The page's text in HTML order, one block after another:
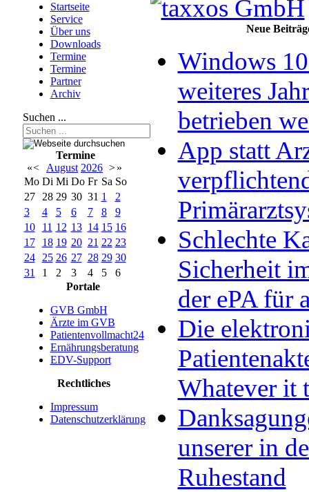
Startseite
Service
Über uns
Downloads
Termine
Termine
Partner
Archiv
Suchen ...
Termine
«< August 2026 >»
Mo Di Mi Do Fr Sa So
27
28 29 30 31 1
2
3
4 5 6 7 8
9
10
11 12 13 14 15 16
17
18 19 20 21 22 23
24
25 26 27 28 29 30
31
1 2 3 4 5
6
Portale
GVB GmbH
Ärzte im GVB
Patientenvollmacht24
Ernährungsberatung
EDV-Support
Rechtliches
Impressum
Datenschutzerklärung
Neue
Windows
weiteres
betrieben
App statt
Schlechte
Sicherheit
der ePA für
Die
Whatever it
unserer in
Ruhestand